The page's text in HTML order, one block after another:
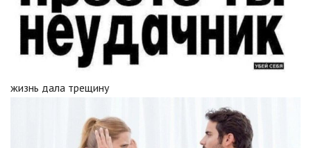
жизнь дала трещину